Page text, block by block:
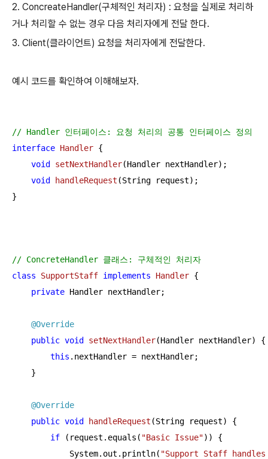
2. ConcreateHandler(구체적인 처리자) : 요청을 실제로 처리하
거나 처리할 수 없는 경우 다음 처리자에게 전달 한다.
3. Client(클라이언트) 요청을 처리자에게 전달한다.
예시 코드를 확인하여 이해해보자.
// Handler 인터페이스: 요청 처리의 공통 인터페이스 정의
interface Handler {
void
setNextHandler(Handler nextHandler) ;
void
handleRequest (String request) ;
}
// ConcreteHandler 클래스: 구체적인 처리자
class
SupportStaff implements Handler {
private Handler nextHandler;
@Override
public void setNextHandler(Handler nextHandler)
{
this .nextHandler = nextHandler;
    }
@Override
public void handleRequest (String request)
{
if (request.equals( "Basic Issue")) {
            System.out.println(
"Support Staff